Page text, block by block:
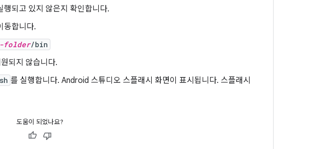
되고 있지 않은지 확인합니다.
동합니다.
folder/bin
되지 않습니다.
를 실행합니다. Android 스튜디오 스플래시 화면이 표시됩니다. 스플래시
도움이 되었나요?